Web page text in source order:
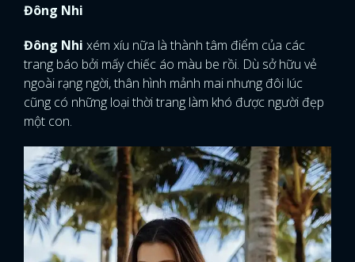
Đông Nhi
Đông Nhi xém xíu nữa là thành tâm điểm của các
trang báo bởi mấy chiếc áo màu be rồi. Dù sở hữu vẻ
ngoài rạng ngời, thân hình mảnh mai nhưng đôi lúc
cũng có những loại thời trang làm khó được người đẹp
một con.